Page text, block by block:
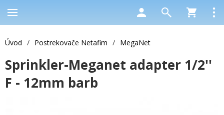
Úvod / Postrekovače Netafim / MegaNet
Sprinkler-Meganet adapter 1/2''
F - 12mm barb